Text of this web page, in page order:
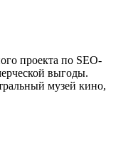
проекта по SEO-
выгоды.
музей кино,